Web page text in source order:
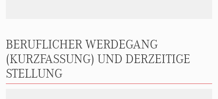
BERUFLICHER WERDEGANG
(KURZFASSUNG) UND DERZEITIGE
STELLUNG